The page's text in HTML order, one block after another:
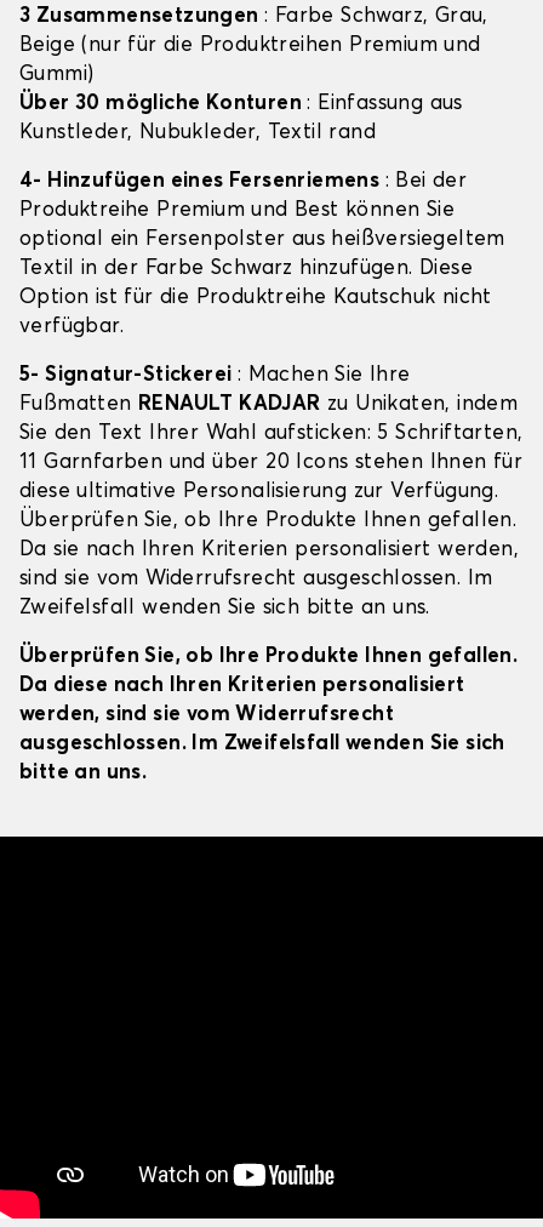
3 Zusammensetzungen : Farbe Schwarz, Grau,
Beige (nur für die Produktreihen Premium und
Gummi)
Über 30 mögliche Konturen: Einfassung aus
Kunstleder, Nubukleder, Textil rand
4- Hinzufügen eines Fersenriemens : Bei der
Produktreihe Premium und Best können Sie
optional ein Fersenpolster aus heißversiegeltem
Textil in der Farbe Schwarz hinzufügen. Diese
Option ist für die Produktreihe Kautschuk nicht
verfügbar.
5- Signatur-Stickerei : Machen Sie Ihre
Fußmatten RENAULT KADJAR zu Unikaten, indem
Sie den Text Ihrer Wahl aufsticken: 5 Schriftarten,
11 Garnfarben und über 20 Icons stehen Ihnen für
diese ultimative Personalisierung zur Verfügung.
Überprüfen Sie, ob Ihre Produkte Ihnen gefallen.
Da sie nach Ihren Kriterien personalisiert werden,
sind sie vom Widerrufsrecht ausgeschlossen. Im
Zweifelsfall wenden Sie sich bitte an uns.
Überprüfen Sie, ob Ihre Produkte Ihnen gefallen.
Da diese nach Ihren Kriterien personalisiert
werden, sind sie vom Widerrufsrecht
ausgeschlossen. Im Zweifelsfall wenden Sie sich
bitte an uns.